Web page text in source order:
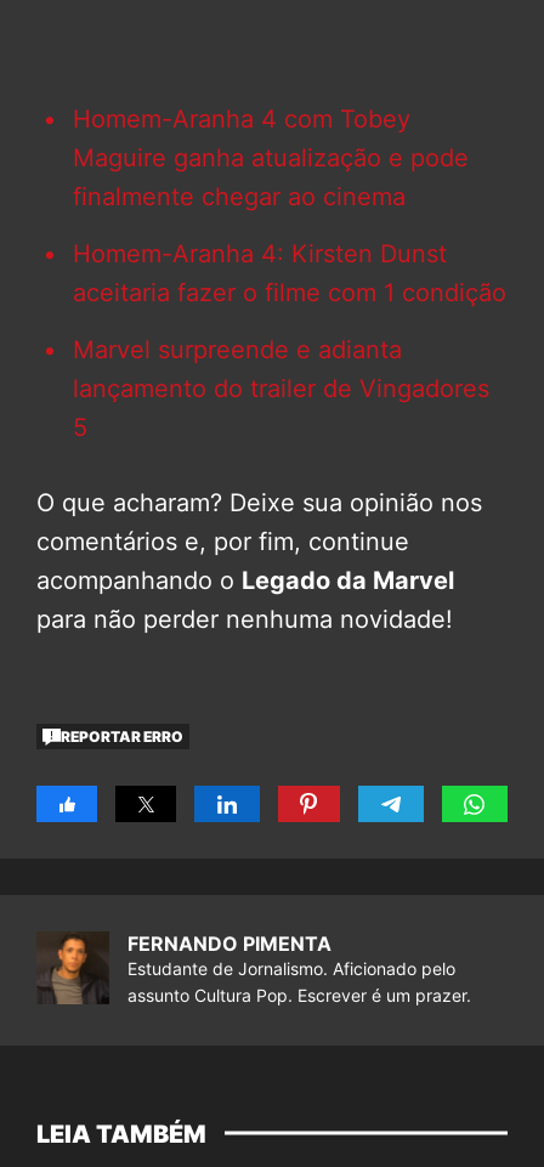
Homem-Aranha 4 com Tobey
Maguire ganha atualização e pode
finalmente chegar ao cinema
Homem-Aranha 4: Kirsten Dunst
aceitaria fazer o filme com 1 condição
Marvel surpreende e adianta
lançamento do trailer de Vingadores
5
O que acharam? Deixe sua opinião nos
comentários e, por fim, continue
acompanhando o Legado da Marvel
para não perder nenhuma novidade!
REPORTAR ERRO
FERNANDO PIMENTA
Estudante de Jornalismo. Aficionado pelo
assunto Cultura Pop. Escrever é um prazer.
LEIA TAMBÉM